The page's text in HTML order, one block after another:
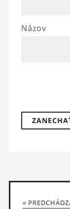
Názov
«